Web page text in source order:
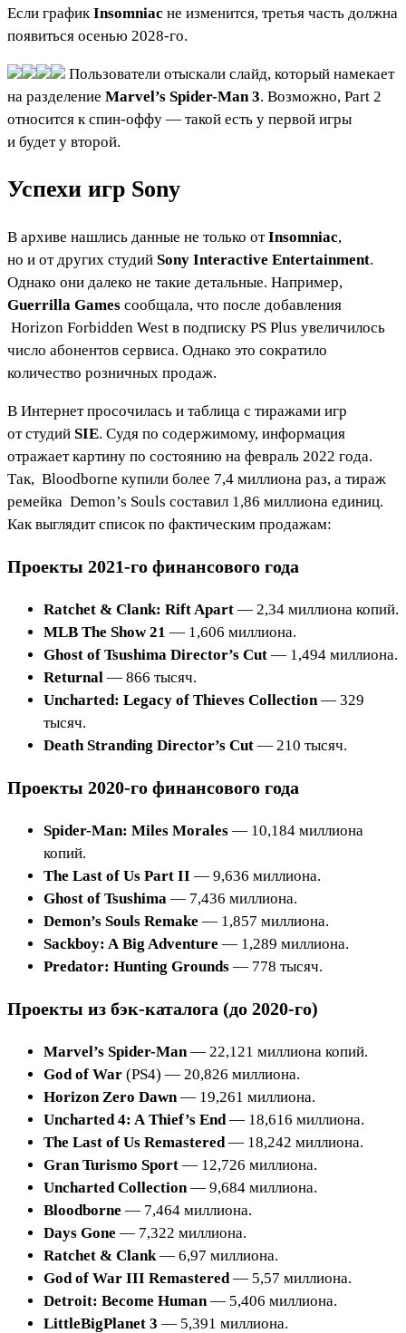
Если графикInsomniac не изменится, третья часть должна
появиться осенью 2028-го.
Пользователи отыскали слайд, который намекает
на разделение Marvel’s Spider-Man 3. Возможно, Part 2
относится к спин-оффу — такой есть у первой игры
и будет у второй.
Успехи игр Sony
В архиве нашлись данные не только отInsomniac,
но и от других студий Sony Interactive Entertainment.
Однако они далеко не такие детальные. Например,
Guerrilla Games сообщала, что после добавления
Horizon Forbidden West в подписку PS Plus увеличилось
число абонентов сервиса. Однако это сократило
количество розничных продаж.
В Интернет просочилась и таблица с тиражами игр
от студий SIE. Судя по содержимому, информация
отражает картину по состоянию на февраль 2022 года.
Так, Bloodborne купили более 7,4 миллиона раз, а тираж
ремейка Demon’s Souls составил 1,86 миллиона единиц.
Как выглядит список по фактическим продажам:
Проекты 2021-го финансового года
Ratchet & Clank: Rift Apart — 2,34 миллиона копий.
MLB The Show 21 — 1,606 миллиона.
Ghost of Tsushima Director’s Cut — 1,494 миллиона.
Returnal — 866 тысяч.
Uncharted: Legacy of Thieves Collection— 329
тысяч.
Death Stranding Director’s Cut — 210 тысяч.
Проекты 2020-го финансового года
Spider-Man: Miles Morales — 10,184 миллиона
копий.
The Last of Us Part II — 9,636 миллиона.
Ghost of Tsushima — 7,436 миллиона.
Demon’s Souls Remake — 1,857 миллиона.
Sackboy: A Big Adventure — 1,289 миллиона.
Predator: Hunting Grounds — 778 тысяч.
Проекты из бэк-каталога (до 2020-го)
Marvel’s Spider-Man — 22,121 миллиона копий.
God of War (PS4) — 20,826 миллиона.
Horizon Zero Dawn — 19,261 миллиона.
Uncharted 4: A Thief’s End — 18,616 миллиона.
The Last of Us Remastered — 18,242 миллиона.
Gran Turismo Sport — 12,726 миллиона.
Uncharted Collection — 9,684 миллиона.
Bloodborne — 7,464 миллиона.
Days Gone — 7,322 миллиона.
Ratchet & Clank — 6,97 миллиона.
God of War III Remastered — 5,57 миллиона.
Detroit: Become Human — 5,406 миллиона.
LittleBigPlanet 3 — 5,391 миллиона.